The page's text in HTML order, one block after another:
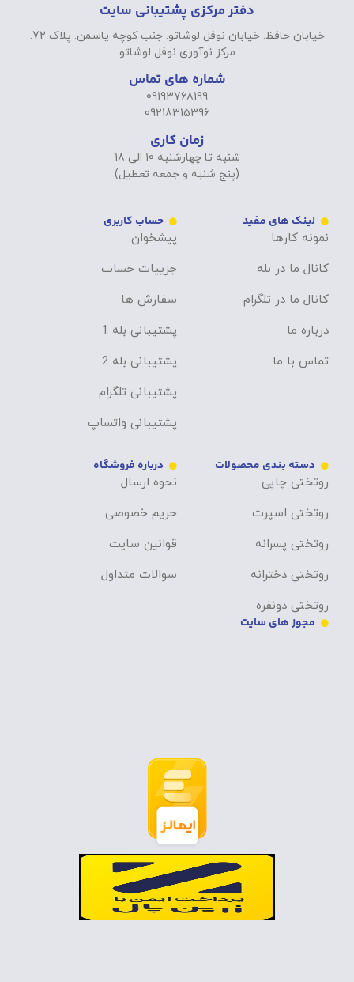
دفتر مرکزی پشتیبانی سایت
خیابان حافظ. خیابان نوفل لوشاتو. جنب کوچه یاسمن. پلاک 72.
مرکز نوآوری نوفل لوشاتو
شماره های تماس
09193768199
09218315396
زمان کاری
شنبه تا چهارشنبه 10 الی 18
(پنج شنبه و جمعه تعطیل)
لینک های مفید
نمونه کارها
کانال ما در بله
کانال ما در تلگرام
درباره ما
تماس با ما
حساب کاربری
پیشخوان
جزییات حساب
سفارش ها
پشتیبانی بله 1
پشتیبانی بله 2
پشتیبانی تلگرام
پشتیبانی واتساپ
دسته بندی محصولات
روتختی چاپی
روتختی اسپرت
روتختی پسرانه
روتختی دخترانه
روتختی دونفره
درباره فروشگاه
نحوه ارسال
حریم خصوصی
قوانین سایت
سوالات متداول
مجوز های سایت